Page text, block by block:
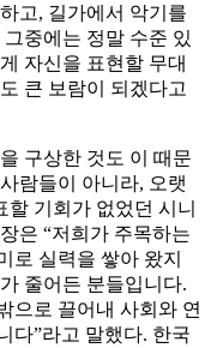
고, 길가에서 악기를
중에는 정말 수준 있
자신을 표현할 무대
큰 보람이 되겠다고
구상한 것도 이 때문
람들이 아니라, 오랫
기회가 없었던 시니
은 “저희가 주목하는
로 실력을 쌓아 왔지
줄어든 분들입니다.
으로 끌어내 사회와 연
다”라고 말했다. 한국